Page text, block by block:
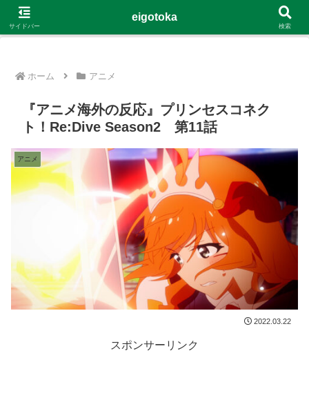
G-4Y8348WE8B
ホーム アニメ
『アニメ海外の反応』プリンセスコネク
ト！Re:Dive Season2 第11話
アニメ
2022.03.22
スポンサーリンク
サイドバー
eigotoka
検索